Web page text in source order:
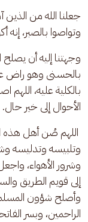
جعلنا الله من الذين
وتواصوا بالصبر، إنه
وجهتنا إليه أن يصلح
بالحسنى وهو راض
بالكلية عليه، اللهم
الأحوال إلى خير حال.
اللهم صُن أهل هذه
وتلبيسه وتدليسه
وشرور الأهواء،
إلى قويم الطريق
وأصلح شؤون
الراحمين، وبسر